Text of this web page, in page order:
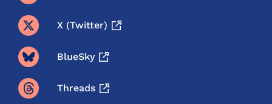
X (twitter)
BlueSky
Threads